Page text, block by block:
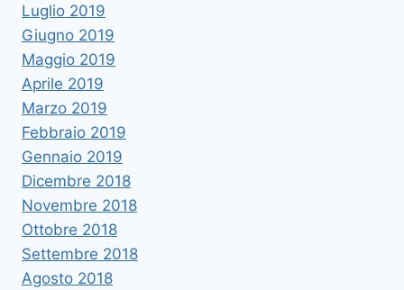
Luglio 2019
Giugno 2019
Maggio 2019
Aprile 2019
Marzo 2019
Febbraio 2019
Gennaio 2019
Dicembre 2018
Novembre 2018
Ottobre 2018
Settembre 2018
Agosto 2018